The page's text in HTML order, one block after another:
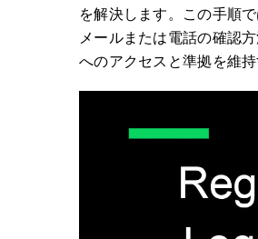
を解決します。この手順
メールまたは電話の確認
へのアクセスと準拠を維